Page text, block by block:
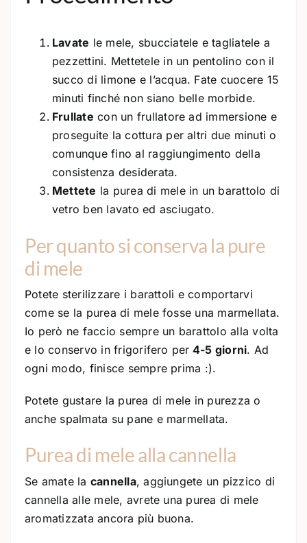
Lavate le mele, sbucciatele e tagliatele a
pezzettini. Mettetele in un pentolino con il
succo di limone e l’acqua. Fate cuocere 15
minuti finché non siano belle morbide.
Frullate con un frullatore ad immersione e
proseguite la cottura per altri due minuti o
comunque fino al raggiungimento della
consistenza desiderata.
Mettete la purea di mele in un barattolo di
vetro ben lavato ed asciugato.
Per quanto si conserva la pure
di mele
Potete sterilizzare i barattoli e comportarvi
come se la purea di mele fosse una marmellata.
Io però ne faccio sempre un barattolo alla volta
e lo conservo in frigorifero per 4-5 giorni. Ad
ogni modo, finisce sempre prima :).
Potete gustare la purea di mele in purezza o
anche spalmata su pane e marmellata.
Purea di mele alla cannella
Se amate la cannella, aggiungete un pizzico di
cannella alle mele, avrete una purea di mele
aromatizzata ancora più buona.